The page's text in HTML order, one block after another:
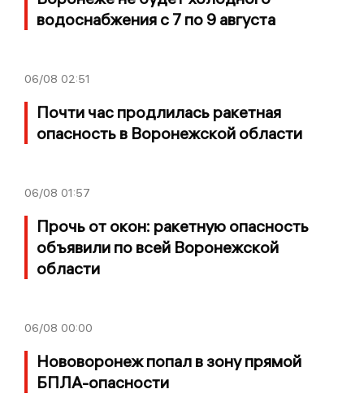
водоснабжения с 7 по 9 августа
06/08 02:51
Почти час продлилась ракетная
опасность в Воронежской области
06/08 01:57
Прочь от окон: ракетную опасность
объявили по всей Воронежской
области
06/08 00:00
Нововоронеж попал в зону прямой
БПЛА-опасности